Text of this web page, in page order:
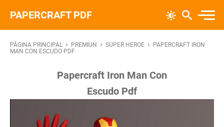
PAPERCRAFT PDF
PÁGINA PRINCIPAL › PREMIUN › SUPER HEROE ›
PAPERCRAFT IRON
MAN CON ESCUDO PDF
Papercraft Iron Man Con
Escudo Pdf